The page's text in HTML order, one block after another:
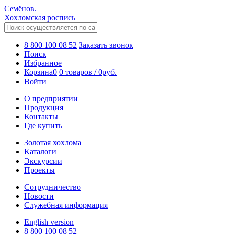
Семёнов.
Хохломская роспись
8 800 100 08 52 Заказать звонок
Поиск
Избранное
Корзина0 0 товаров /0руб.
Войти
О предприятии
Продукция
Контакты
Где купить
Золотая хохлома
Каталоги
Экскурсии
Проекты
Сотрудничество
Новости
Служебная информация
English version
8 800 100 08 52